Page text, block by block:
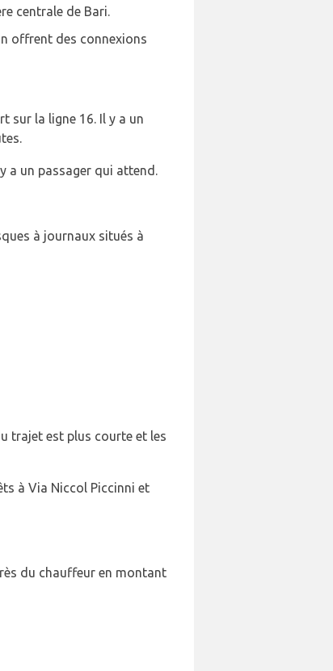
centrale de Bari.
offrent des connexions
sur la ligne 16. Il y a un
a un passager qui attend.
à journaux situés à
trajet est plus courte et les
à Via Niccol Piccinni et
du chauffeur en montant